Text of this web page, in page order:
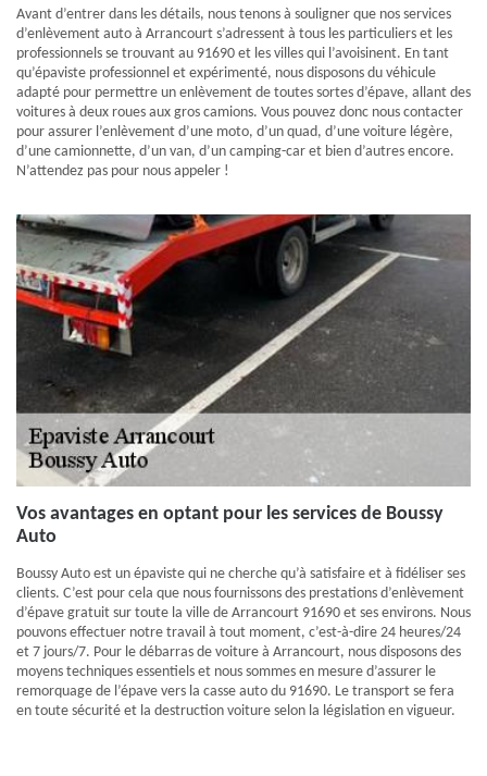
Avant d’entrer dans les détails, nous tenons à souligner que nos services
d’enlèvement auto à Arrancourt s’adressent à tous les particuliers et les
professionnels se trouvant au 91690 et les villes qui l’avoisinent. En tant
qu’épaviste professionnel et expérimenté, nous disposons du véhicule
adapté pour permettre un enlèvement de toutes sortes d’épave, allant des
voitures à deux roues aux gros camions. Vous pouvez donc nous contacter
pour assurer l’enlèvement d’une moto, d’un quad, d’une voiture légère,
d’une camionnette, d’un van, d’un camping-car et bien d’autres encore.
N’attendez pas pour nous appeler !
Vos avantages en optant pour les services de Boussy
Auto
Boussy Auto est un épaviste qui ne cherche qu’à satisfaire et à fidéliser ses
clients. C’est pour cela que nous fournissons des prestations d’enlèvement
d’épave gratuit sur toute la ville de Arrancourt 91690 et ses environs. Nous
pouvons effectuer notre travail à tout moment, c’est-à-dire 24 heures/24
et 7 jours/7. Pour le débarras de voiture à Arrancourt, nous disposons des
moyens techniques essentiels et nous sommes en mesure d’assurer le
remorquage de l’épave vers la casse auto du 91690. Le transport se fera
en toute sécurité et la destruction voiture selon la législation en vigueur.